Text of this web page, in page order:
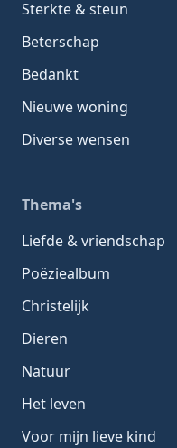
Sterkte & steun
Beterschap
Bedankt
Nieuwe woning
Diverse wensen
Thema's
Liefde & vriendschap
Poëziealbum
Christelijk
Dieren
Natuur
Het leven
Voor mijn lieve kind